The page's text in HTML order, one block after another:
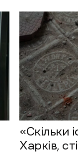
«Скільки
Харків,